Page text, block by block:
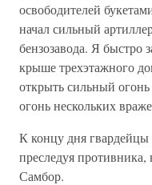
освободителей
начал сильный
бензозавода. Я быстро
крыше трехэтаж­ного
открыть сильный
огонь нескольких
К концу дня гвардейцы
преследуя
Самбор.